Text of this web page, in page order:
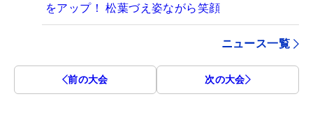
をアップ！ 松葉づえ姿ながら笑顔
ニュース一覧
前の大会 次の大会